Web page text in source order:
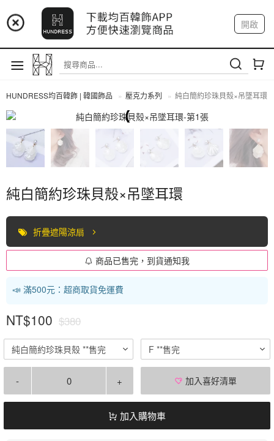
📢 市集預告：9/4-9/6 淡水捷運站
📢 市集預告：9/12-9/13 八里海巡基地
📢 市集預告：8/22-8/23 桃園青埔置地廣場
開啟
註冊 我的帳戶
HUNDRESS均百韓飾 | 韓國飾品 壓克力系列 純白簡約珍珠貝殼×吊墜耳環
全部商品
純白簡約珍珠貝殼×吊墜耳環
折疊遮陽涼扇
商品已售完，到貨通知我
📣 滿500元：超商取貨免運費
NT$100 $380
純白簡約珍珠貝殼 **售完 F **售完
- + 加入喜好清單
加入購物車